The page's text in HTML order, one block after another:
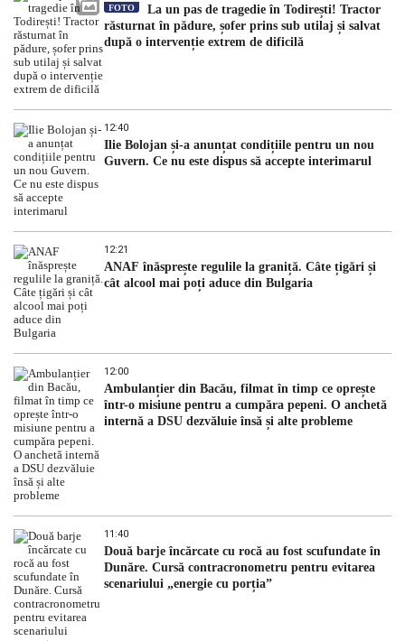
FOTO
La un pas de tragedie în Todirești! Tractor
răsturnat în pădure, șofer prins sub utilaj și salvat
după o intervenție extrem de dificilă
12:40
Ilie Bolojan și-a anunțat condițiile pentru un nou
Guvern. Ce nu este dispus să accepte interimarul
12:21
ANAF înăsprește regulile la graniță. Câte țigări și
cât alcool mai poți aduce din Bulgaria
12:00
Ambulanțier din Bacău, filmat în timp ce oprește
într-o misiune pentru a cumpăra pepeni. O anchetă
internă a DSU dezvăluie însă și alte probleme
11:40
Două barje încărcate cu rocă au fost scufundate în
Dunăre. Cursă contracronometru pentru evitarea
scenariului „energie cu porția”